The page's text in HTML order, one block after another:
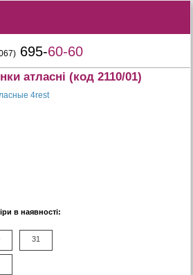
695-60-60
атласні (код 2110/01)
в наявності:
31